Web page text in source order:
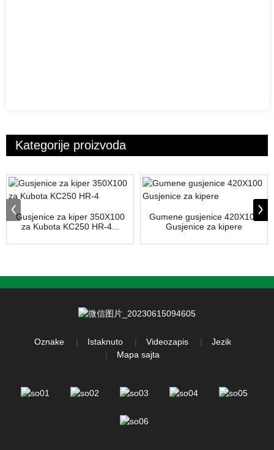
Kategorije proizvoda
Gusjenice za kiper 350X100
za Kubota KC250 HR-4...
Gumene gusjenice 420X100
Gusjenice za kipere
Oznake Istaknuto Videozapis
Jezik
Mapa sajta